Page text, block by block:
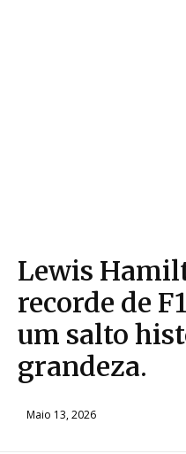
Lewis
recorde de
um salto
grandeza.
Maio 13, 2026